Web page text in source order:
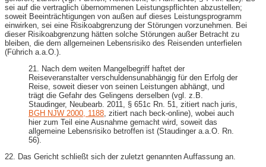
sei auf die vertraglich übernommenen Leistungspflichten abzustellen;
soweit Beeinträchtigungen von außen auf dieses Leistungsprogramm
einwirken, sei eine Risikoabgrenzung der Störungen vorzunehmen. Bei
dieser Risikoabgrenzung hätten solche Störungen außer Betracht zu
bleiben, die dem allgemeinen Lebensrisiko des Reisenden unterfielen
(Führich a.a.O.).
21. Nach dem weiten Mangelbegriff haftet der
Reiseveranstalter verschuldensunabhängig für den Erfolg der
Reise, soweit dieser von seinen Leistungen abhängt, und
trägt die Gefahr des Gelingens derselben (vgl. z.B.
Staudinger, Neubearb. 2011, § 651c Rn. 51, zitiert nach juris,
BGH NJW 2000, 1188 , zitiert nach beck-online), wobei auch
hier zum Teil eine Ausnahme gemacht wird, soweit das
allgemeine Lebensrisiko betroffen ist (Staudinger a.a.O. Rn.
56).
22. Das Gericht schließt sich der zuletzt genannten Auffassung an.